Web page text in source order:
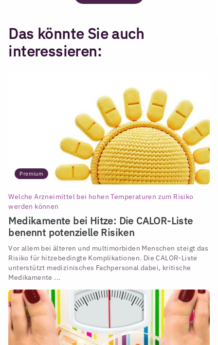
Das könnte Sie auch
interessieren:
Premium
Welche Arzneimittel bei hohen Temperaturen zum Risiko
werden können
Medikamente bei Hitze: Die CALOR-Liste
benennt potenzielle Risiken
Vor allem bei älteren und multimorbiden Menschen steigt das
Risiko für hitzebedingte Komplikationen. Die CALOR-Liste
unterstützt medizinisches Fachpersonal dabei, kritische
Medikamente ...